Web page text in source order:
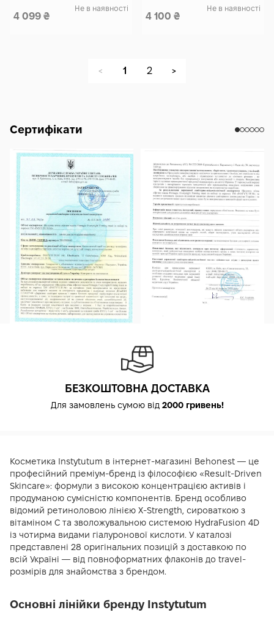
4 099 ₴
Не в наявності
4 100 ₴
Не в наявності
< 1 2 >
Сертифікати
БЕЗКОШТОВНА ДОСТАВКА
Для замовлень сумою від 2000 гривень!
Косметика Instytutum в інтернет-магазині Behonest — це
професійний преміум-бренд із філософією «Result-Driven
Skincare»: формули з високою концентрацією активів і
продуманою сумісністю компонентів. Бренд особливо
відомий ретиноловою лінією X-Strength, сироваткою з
вітаміном С та зволожувальною системою HydraFusion 4D
із чотирма видами гіалуронової кислоти. У каталозі
представлені 28 оригінальних позицій з доставкою по
всій Україні — від повноформатних флаконів до travel-
розмірів для знайомства з брендом.
Основні лінійки бренду Instytutum